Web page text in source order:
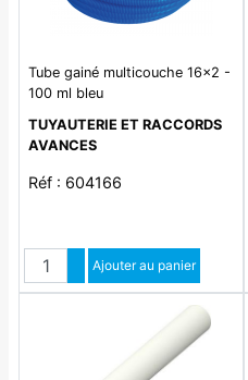
Tube gainé multicouche 16x2 -
100 ml bleu
TUYAUTERIE ET RACCORDS
AVANCES
Réf : 604166
QuantitéAugmenter quantité
Diminuer quantité
Ajouter au panier